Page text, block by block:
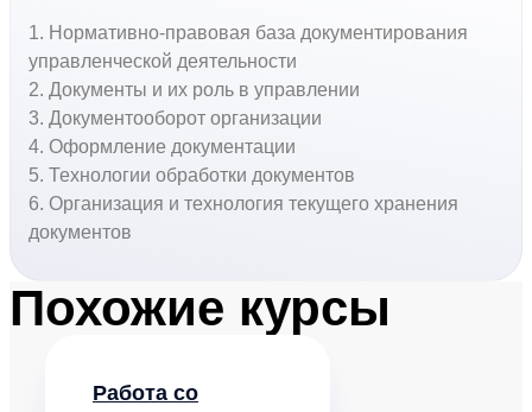
1. Нормативно-правовая база документирования
управленческой деятельности
2. Документы и их роль в управлении
3. Документооборот организации
4. Оформление документации
5. Технологии обработки документов
6. Организация и технология текущего хранения
документов
Похожие курсы
Работа со